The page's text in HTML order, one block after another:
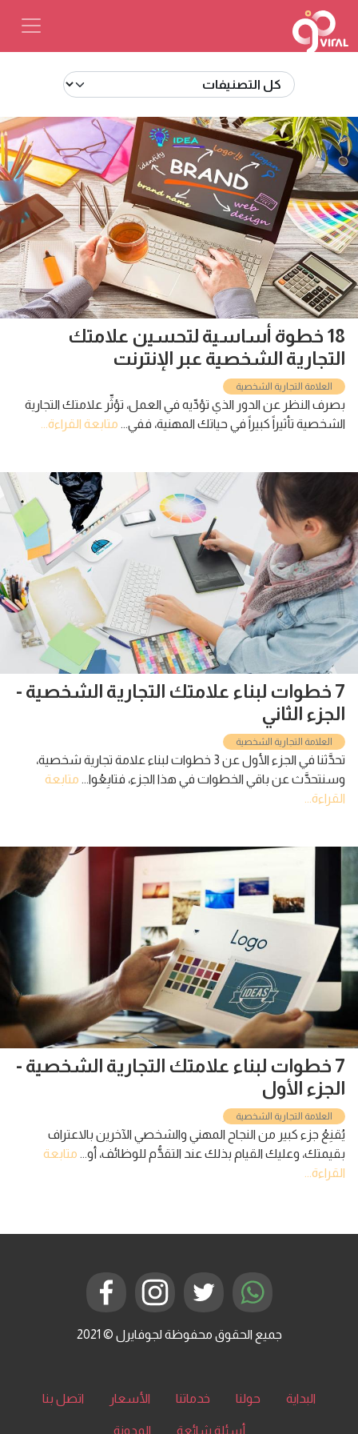
18 خطوة أساسية لتحسين علامتك
التجارية الشخصية عبر الإنترنت
العلامة التجارية الشخصية
بصرف النظر عن الدور الذي تؤدِّيه في العمل، تؤثِّر علامتك التجارية
الشخصية تأثيراً كبيراً في حياتك المهنية، ففي... متابعة القراءة...
7 خطوات لبناء علامتك التجارية الشخصية -
الجزء الثاني
العلامة التجارية الشخصية
تحدَّثنا في الجزء الأول عن 3 خطوات لبناء علامة تجارية شخصية،
وسنتحدَّث عن باقي الخطوات في هذا الجزء، فتابِعُوا... متابعة
القراءة...
7 خطوات لبناء علامتك التجارية الشخصية -
الجزء الأول
العلامة التجارية الشخصية
يُقنِعُ جزء كبير من النجاح المهني والشخصي الآخرين بالاعتراف
بقيمتك، وعليك القيام بذلك عند التقدُّم للوظائف، أو... متابعة
القراءة...
جميع الحقوق محفوظة لجوفايرل © 2021
البداية حولنا خدماتنا الأسعار اتصل بنا
أسئلة شائعة المدونة